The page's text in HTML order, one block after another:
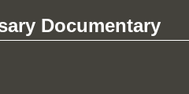
Documentary